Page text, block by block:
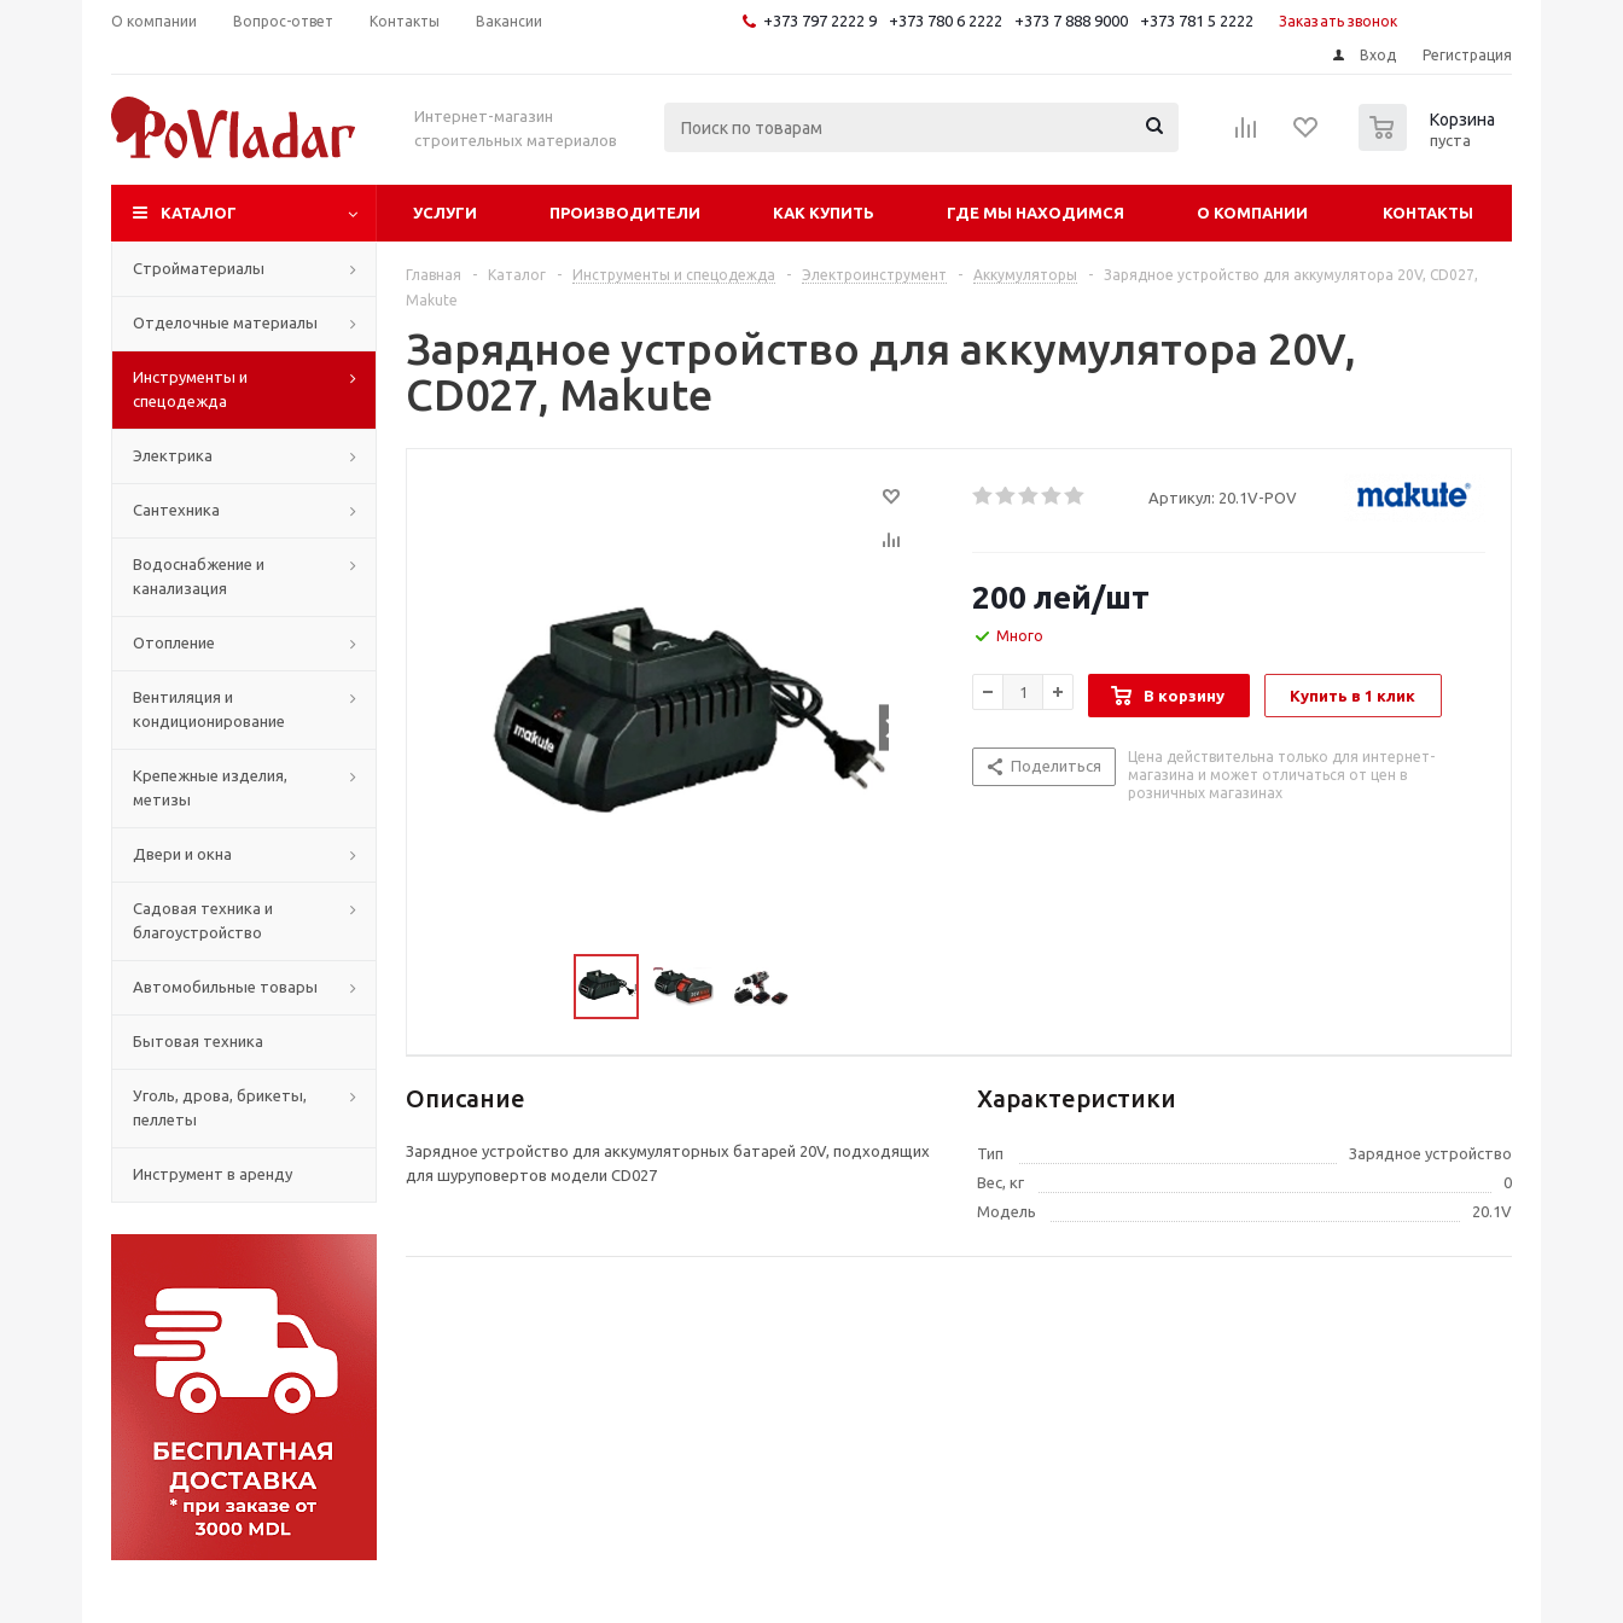
О компании Вопрос-ответ Контакты Вакансии +373 797 2222 9 +373 780 6 2222 +373 7 888 9000 +373 781 5 2222 Заказать звонок
Вход Регистрация
Интернет-магазин
строительных материалов
Корзина
пуста
КАТАЛОГ УСЛУГИ ПРОИЗВОДИТЕЛИ КАК КУПИТЬ ГДЕ МЫ НАХОДИМСЯ О КОМПАНИИ КОНТАКТЫ
Стройматериалы
Отделочные материалы
Инструменты и
спецодежда
Электрика
Сантехника
Водоснабжение и
канализация
Отопление
Вентиляция и
кондиционирование
Крепежные изделия,
метизы
Двери и окна
Садовая техника и
благоустройство
Автомобильные товары
Бытовая техника
Уголь, дрова, брикеты,
пеллеты
Инструмент в аренду
Главная - Каталог - Инструменты и спецодежда - Электроинструмент - Аккумуляторы -
Зарядное устройство для аккумулятора 20V, CD027,
Makute
Зарядное устройство для аккумулятора 20V,
CD027, Makute
Артикул: 20.1V-POV
200 лей/шт
Много
В корзину Купить в 1 клик
Поделиться
Цена действительна только для интернет-
магазина и может отличаться от цен в
розничных магазинах
Описание
Зарядное устройство для аккумуляторных батарей 20V, подходящих
для шуруповертов модели CD027
Характеристики
Тип
Зарядное устройство
Вес, кг
0
Модель
20.1V